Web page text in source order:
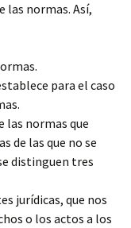
normas. Así,
para el caso
las normas que
de las que no se
distinguen tres
jurídicas, que nos
o los actos a los